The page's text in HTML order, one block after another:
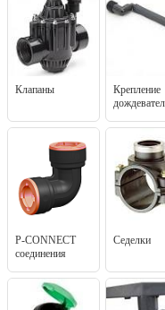
Клапаны
Крепление
P-CONNECT
соединения
Седелки